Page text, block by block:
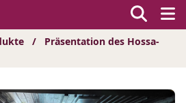
/
Präsentation des Hossa-